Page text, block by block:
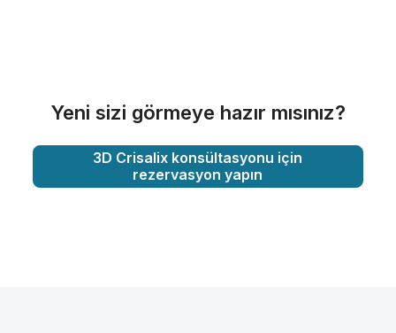
Yeni sizi görmeye hazır mısınız?
3D Crisalix konsültasyonu için
rezervasyon yapın